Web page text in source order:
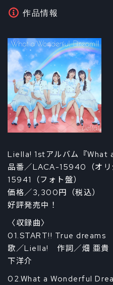
作品情報
Liella! 1stアルバム『What
品番／LACA-15940（オ
15941（フォト盤）
価格／3,300円（税込）
好評発売中！
〈収録曲〉
01.START!! True dreams
歌／Liella! 作詞／畑 亜
下洋介
02.What a Wonderful